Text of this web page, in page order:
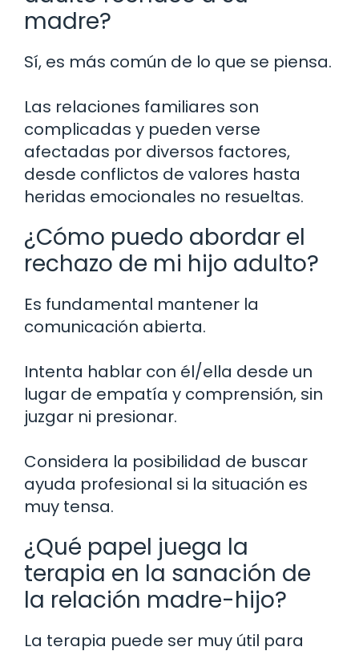
madre?
Sí, es más común de lo que se piensa.
Las relaciones familiares son
complicadas y pueden verse
afectadas por diversos factores,
desde conflictos de valores hasta
heridas emocionales no resueltas.
¿Cómo puedo abordar el
rechazo de mi hijo adulto?
Es fundamental mantener la
comunicación abierta.
Intenta hablar con él/ella desde un
lugar de empatía y comprensión, sin
juzgar ni presionar.
Considera la posibilidad de buscar
ayuda profesional si la situación es
muy tensa.
¿Qué papel juega la
terapia en la sanación de
la relación madre-hijo?
La terapia puede ser muy útil para